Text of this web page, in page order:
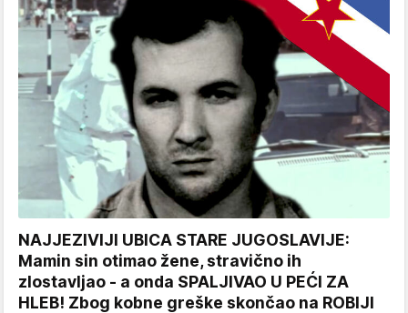
NAJJEZIVIJI UBICA STARE JUGOSLAVIJE:
Mamin sin otimao žene, stravično ih
zlostavljao - a onda SPALJIVAO U PEĆI ZA
HLEB! Zbog kobne greške skončao na ROBIJI